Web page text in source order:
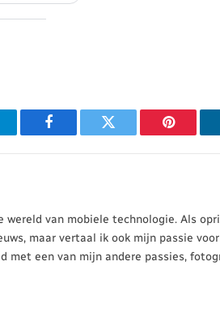
Facebook Twitter Pinterest
van mobiele technologie. Als
maar vertaal ik ook mijn passie
met een van mijn andere passies,